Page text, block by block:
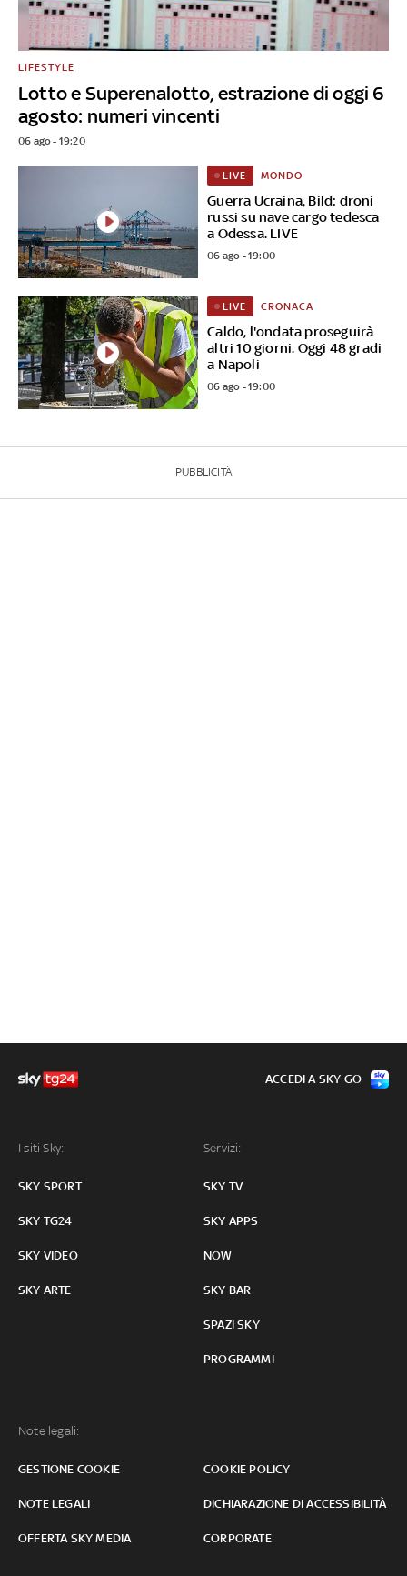
Lotto e Superenalotto, estrazione di oggi 6
agosto: numeri vincenti
LIFESTYLE
06 ago - 19:20
Guerra Ucraina, Bild: droni
russi su nave cargo tedesca
a Odessa. LIVE
LIVE MONDO
06 ago - 19:00
Caldo, l'ondata proseguirà
altri 10 giorni. Oggi 48 gradi
a Napoli
LIVE CRONACA
06 ago - 19:00
PUBBLICITÀ
I siti Sky:
SKY SPORT
SKY TG24
SKY VIDEO
SKY ARTE
Servizi:
SKY TV
SKY APPS
NOW
SKY BAR
SPAZI SKY
PROGRAMMI
Note legali:
GESTIONE COOKIE COOKIE POLICY
NOTE LEGALI DICHIARAZIONE DI ACCESSIBILITÀ
OFFERTA SKY MEDIA CORPORATE
ACCEDI A SKY GO